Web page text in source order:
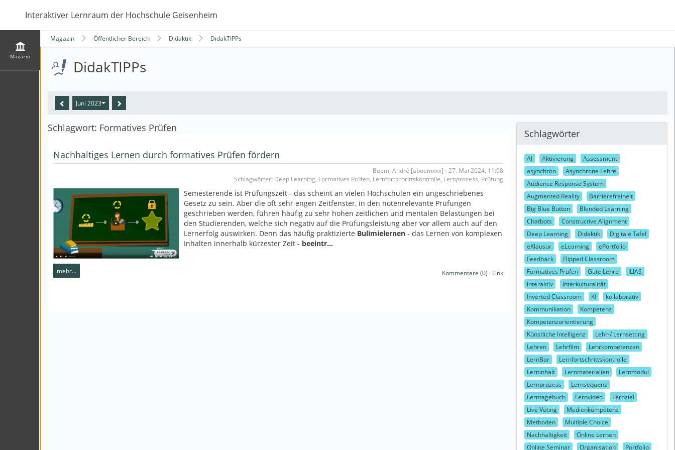
Interaktiver Lernraum der Hochschule Geisenheim
Magazin
Magazin Öffentlicher Bereich Didaktik DidakTIPPs
DidakTIPPs
Juni 2023
Schlagwort: Formatives Prüfen
Nachhaltiges Lernen durch formatives Prüfen fördern
Beem, André [abeemxxx] - 27. Mai 2024, 11:08
Schlagwörter: Deep Learning, Formatives Prüfen, Lernfortschrittskontrolle, Lernprozess, Prüfung
Semesterende ist Prüfungszeit - das scheint an vielen Hochschulen ein ungeschriebenes
Gesetz zu sein. Aber die oft sehr engen Zeitfenster, in den notenrelevante Prüfungen
geschrieben werden, führen häufig zu sehr hohen zeitlichen und mentalen Belastungen bei
den Studierenden, welche sich negativ auf die Prüfungsleistung aber vor allem auch auf den
Lernerfolg auswirken. Denn das häufig praktizierte Bulimielernen - das Lernen von komplexen
Inhalten innerhalb kürzester Zeit - beeintr…
mehr… Kommentare (0) · Link
Schlagwörter
AI Aktivierung
Assessment
asynchron
Asynchrone Lehre
Audience Response System
Augmented Reality
Barrierefreiheit
Big Blue Button
Blended Learning
Chatbots
Constructive Alignment
Deep Learning
Didaktik
Digitale Tafel
eKlausur
eLearning
ePortfolio
Feedback
Flipped Classroom
Formatives Prüfen
Gute Lehre
ILIAS
interaktiv
Interkulturalität
Inverted Classroom
KI
kollaborativ
Kommunikation
Kompetenz
Kompetenzorientierung
Künstliche Intelligenz
Lehr-/ Lernsetting
Lehren
Lehrfilm
Lehrkompetenzen
LernBar
Lernfortschrittskontrolle
Lerninhalt
Lernmaterialien
Lernmodul
Lernprozess
Lernsequenz
Lerntagebuch
Lernvideo
Lernziel
Live Voting
Medienkompetenz
Methoden
Multiple Choice
Nachhaltigkeit
Online Lernen
Online Seminar
Organisation Portfolio